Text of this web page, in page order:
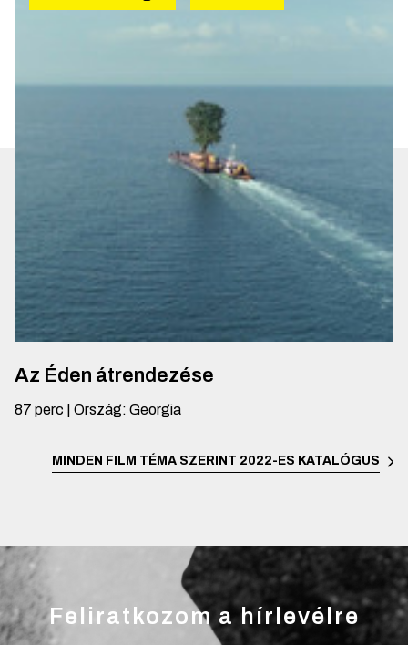
Az Éden átrendezése
87 perc Ország: Georgia
MINDEN FILM TÉMA SZERINT 2022-ES KATALÓGUS
Feliratkozom a hírlevélre